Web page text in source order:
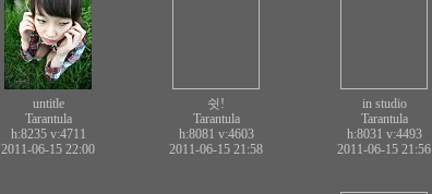
untitle
Tarantula
h:8235 v:4711
2011-06-15 22:00
쉿!
Tarantula
h:8081 v:4603
2011-06-15 21:58
in studio
Tarantula
h:8031 v:4493
2011-06-15 21:56